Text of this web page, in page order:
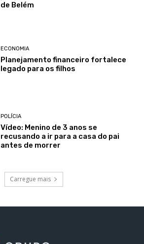
de Belém
ECONOMIA
Planejamento financeiro fortalece
legado para os filhos
POLÍCIA
Vídeo: Menino de 3 anos se
recusando a ir para a casa do pai
antes de morrer
Carregue mais